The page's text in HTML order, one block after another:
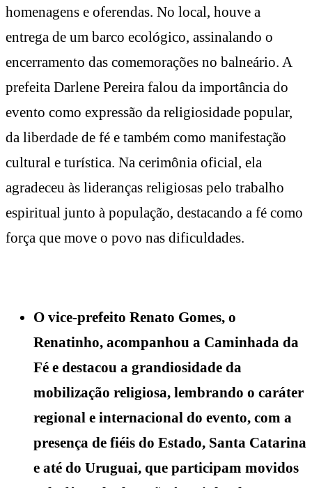
homenagens e oferendas. No local, houve a
entrega de um barco ecológico, assinalando o
encerramento das comemorações no balneário. A
prefeita Darlene Pereira falou da importância do
evento como expressão da religiosidade popular,
da liberdade de fé e também como manifestação
cultural e turística. Na cerimônia oficial, ela
agradeceu às lideranças religiosas pelo trabalho
espiritual junto à população, destacando a fé como
força que move o povo nas dificuldades.
O vice-prefeito Renato Gomes, o
Renatinho, acompanhou a Caminhada da
Fé e destacou a grandiosidade da
mobilização religiosa, lembrando o caráter
regional e internacional do evento, com a
presença de fiéis do Estado, Santa Catarina
e até do Uruguai, que participam movidos